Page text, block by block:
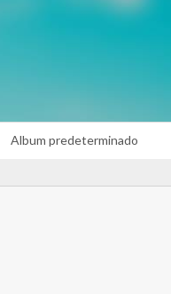
Album predeterminado